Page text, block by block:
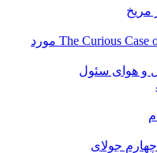
مریخ
دانلود فیلم The Curious Case of Dolphin Bay 2022 مورد